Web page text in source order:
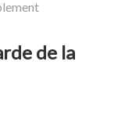
de la